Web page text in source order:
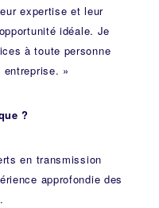
expertise et leur
idéale. Je
à toute personne
entreprise. »
?
en transmission
approfondie des